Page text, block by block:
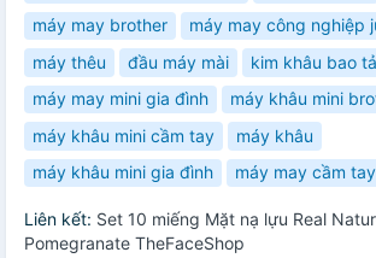
máy may brother
máy may công nghiệp
máy thêu
đầu máy mài
kim khâu bao
máy may mini gia đình
máy khâu mini
máy khâu mini cầm tay
máy khâu
máy khâu mini gia đình
máy may cầm
Liên kết: Set 10 miếng Mặt nạ lựu Real
Pomegranate TheFaceShop